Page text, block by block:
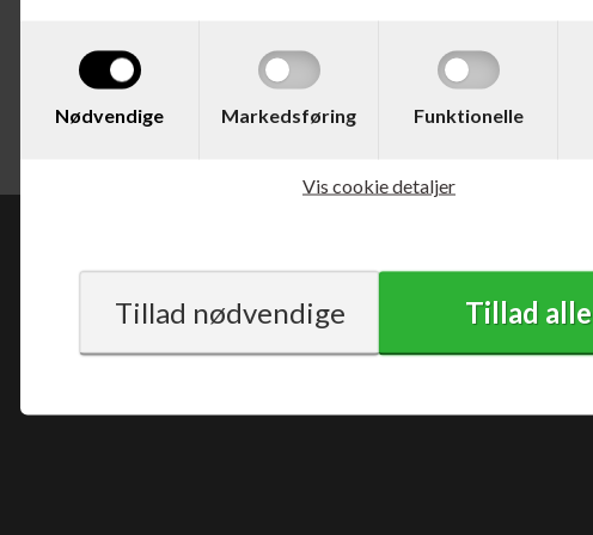
Nødvendige Markedsføring Funktionelle
Vis cookie detaljer
Vilkår Support